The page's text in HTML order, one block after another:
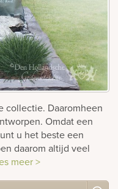
collectie. Daaromheen
Omdat een
u het beste een
daarom altijd veel
meer >